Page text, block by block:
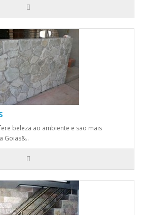
beleza ao ambiente e são mais
Goias&..